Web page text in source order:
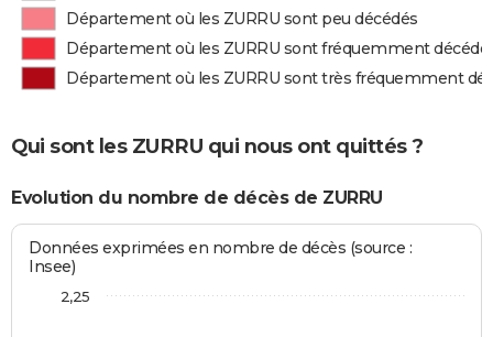
Département où les ZURRU sont peu décédés
Département où les ZURRU sont fréquemment
Département où les ZURRU sont très fréquemment
Qui sont les ZURRU qui nous ont quittés ?
Evolution du nombre de décès de ZURRU
Données exprimées en nombre de décès (source :
Insee)
2,25